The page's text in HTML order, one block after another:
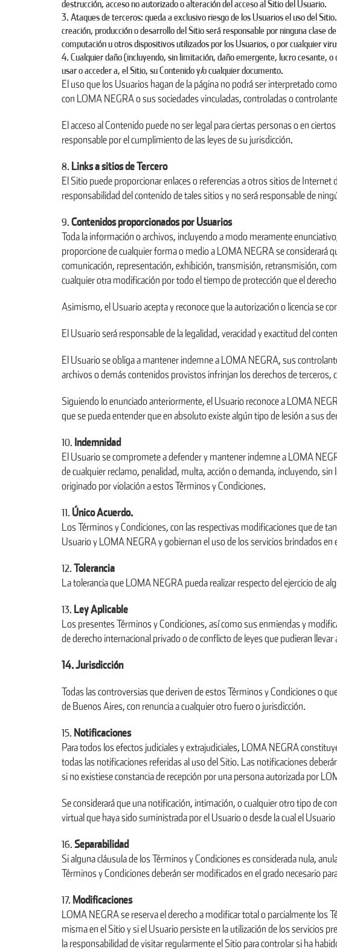
destrucción, acceso no autorizado o alteración del acceso al Sitio del Usuario.
Ataques de terceros: queda a exclusivo riesgo de los Usuarios el uso del
creación, producción o desarrollo del Sitio será responsable por ninguna clase
computación u otros dispositivos utilizados por los Usuarios, o por cualquier
Cualquier daño (incluyendo, sin limitación, daño emergente, lucro cesante,
usar o acceder a, el Sitio, su Contenido y/o cualquier documento.
El uso que los Usuarios hagan de la página no podrá ser interpretado
con LOMA NEGRA o sus sociedades vinculadas, controladas o
El acceso al Contenido puede no ser legal para ciertas personas o en
responsable por el cumplimiento de las leyes de su jurisdicción.
Links a sitios de Tercero
El Sitio puede proporcionar enlaces o referencias a otros sitios de
responsabilidad del contenido de tales sitios y no será responsable de
Contenidos proporcionados por Usuarios
Toda la información o archivos, incluyendo a modo meramente
proporcione de cualquier forma o medio a LOMA NEGRA se considerará
comunicación, representación, exhibición, transmisión, retransmisión,
cualquier otra modificación por todo el tiempo de protección que el
Asimismo, el Usuario acepta y reconoce que la autorización o licencia se
El Usuario será responsable de la legalidad, veracidad y exactitud del
El Usuario se obliga a mantener indemne a LOMA NEGRA, sus
archivos o demás contenidos provistos infrinjan los derechos de terceros,
Siguiendo lo enunciado anteriormente, el Usuario reconoce a LOMA
que se pueda entender que en absoluto existe algún tipo de lesión a sus
Indemnidad
El Usuario se compromete a defender y mantener indemne a LOMA
de cualquier reclamo, penalidad, multa, acción o demanda, incluyendo,
originado por violación a estos Términos y Condiciones.
Único Acuerdo.
Los Términos y Condiciones, con las respectivas modificaciones que de
Usuario y LOMA NEGRA y gobiernan el uso de los servicios brindados
Tolerancia
La tolerancia que LOMA NEGRA pueda realizar respecto del ejercicio de
Ley Aplicable
Los presentes Términos y Condiciones, así como sus enmiendas y
de derecho internacional privado o de conflicto de leyes que pudieran llevar
14. Jurisdicción
Todas las controversias que deriven de estos Términos y Condiciones o
de Buenos Aires, con renuncia a cualquier otro fuero o jurisdicción.
Notificaciones
Para todos los efectos judiciales y extrajudiciales, LOMA NEGRA
todas las notificaciones referidas al uso del Sitio. Las notificaciones
si no existiese constancia de recepción por una persona autorizada por
Se considerará que una notificación, intimación, o cualquier otro tipo de
virtual que haya sido suministrada por el Usuario o desde la cual el
Separabilidad
Si alguna cláusula de los Términos y Condiciones es considerada nula,
Términos y Condiciones deberán ser modificados en el grado necesario
Modificaciones
LOMA NEGRA se reserva el derecho a modificar total o parcialmente los
misma en el Sitio y si el Usuario persiste en la utilización de los servicios
la responsabilidad de visitar regularmente el Sitio para controlar si ha